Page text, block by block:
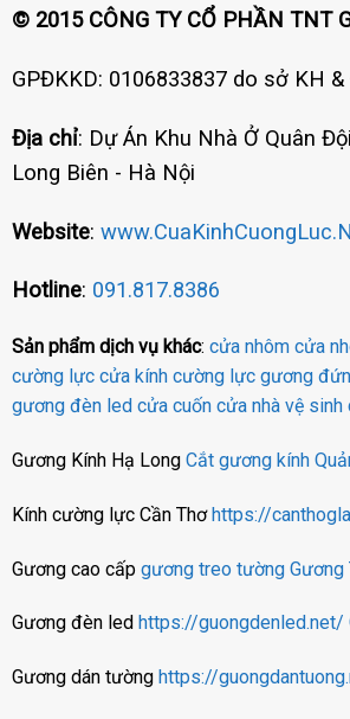
© 2015 CÔNG TY CỔ PHẦN TNT
GPĐKKD: 0106833837 do sở KH
Địa chỉ: Dự Án Khu Nhà Ở Quân
Long Biên - Hà Nội
Website:
Hotline: 091.817.8386
Sản phẩm dịch vụ khác: cửa nhôm cửa
cường lực cửa kính cường lực gương
gương đèn led cửa cuốn cửa nhà vệ sinh
Gương Kính Hạ Long Cắt gương kính
Kính cường lực Cần Thơhttps://
Gương cao cấp gương treo tường Gương
Gương đèn led https://guongdenled.net/
Gương dán tường https://